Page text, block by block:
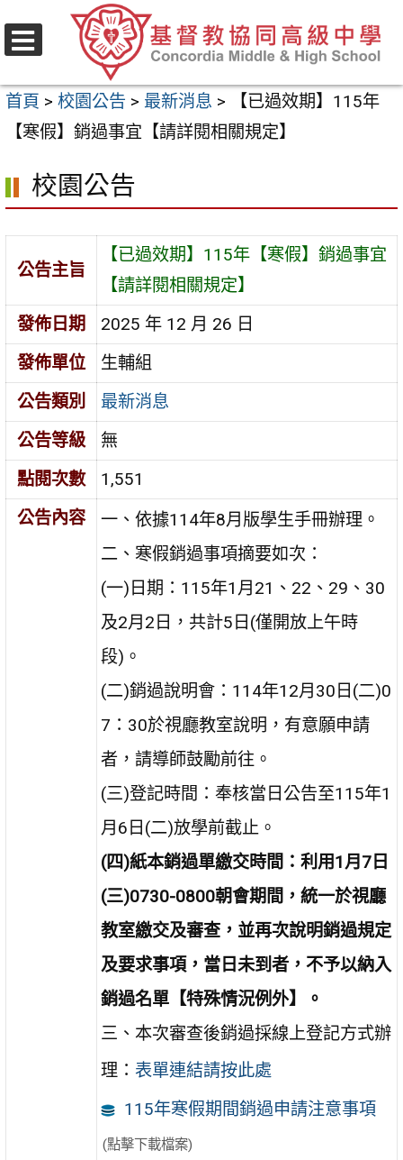
至
要
區
首頁 > 校園公告 > 最新消息 >
【已過效期】115年
【寒假】銷過事宜【請詳閱相關規定】
校園公告
公告主旨
【已過效期】115年【寒假】銷過事宜
【請詳閱相關規定】
發佈日期
2025 年 12 月 26 日
發佈單位
生輔組
公告類別
最新消息
公告等級
無
點閱次數
1,551
公告內容
一、依據114年8月版學生手冊辦理。
二、寒假銷過事項摘要如次：
(一)日期：115年1月21、22、29、30
及2月2日，共計5日(僅開放上午時
段)。
(二)銷過說明會：114年12月30日(二)0
7：30於視廳教室說明，有意願申請
者，請導師鼓勵前往。
(三)登記時間：奉核當日公告至115年1
月6日(二)放學前截止。
(四)紙本銷過單繳交時間：利用1月7日
(三)0730-0800朝會期間，統一於視廳
教室繳交及審查，並再次說明銷過規定
及要求事項，當日未到者，不予以納入
銷過名單【特殊情況例外】。
三、本次審查後銷過採線上登記方式辦
理： 表單連結請按此處
115年寒假期間銷過申請注意事項
(點擊下載檔案)
選
單